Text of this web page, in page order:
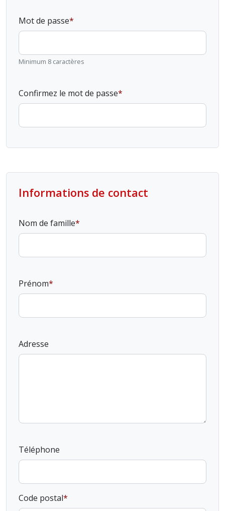
Mot de passe
Minimum 8 caractères
Confirmez le mot de passe
Informations de contact
Nom de famille
Prénom
Adresse
Téléphone
Code postal